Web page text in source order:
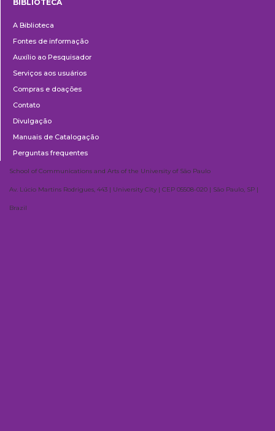
BIBLIOTECA
A Biblioteca
Fontes de informação
Auxílio ao Pesquisador
Serviços aos usuários
Compras e doações
Contato
Divulgação
Manuais de Catalogação
Perguntas frequentes
School of Communications and Arts of the University of São Paulo
Av. Lúcio Martins Rodrigues, 443 | University City | CEP 05508-020 | São Paulo, SP |
Brazil